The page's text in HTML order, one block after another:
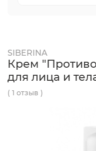
SIBERINA
Крем
для лица и
( 1 отзыв )